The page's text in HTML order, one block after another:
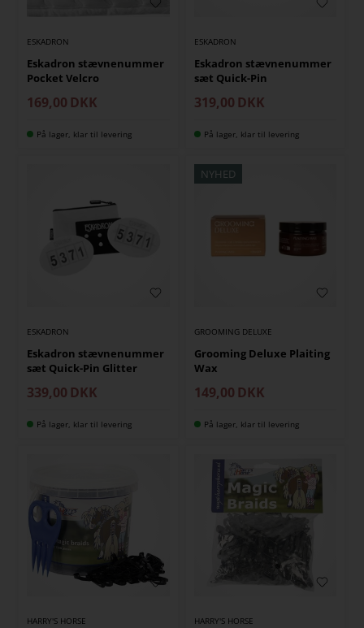
ESKADRON
Eskadron stævnenummer
Pocket Velcro
169,00 DKK
På lager, klar til levering
ESKADRON
Eskadron stævnenummer
sæt Quick-Pin
319,00 DKK
På lager, klar til levering
ESKADRON
Eskadron stævnenummer
sæt Quick-Pin Glitter
339,00 DKK
På lager, klar til levering
NYHED
GROOMING DELUXE
Grooming Deluxe Plaiting
Wax
149,00 DKK
På lager, klar til levering
HARRY'S HORSE HARRY'S HORSE